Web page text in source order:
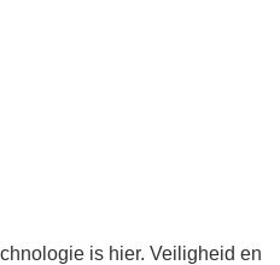
is hier. Veiligheid en